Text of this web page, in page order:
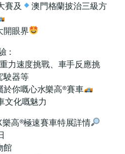
賽及
澳門格蘭披治三級方
開眼界
：
力速度挑戰、車手反應挑
駛器等
於你嘅心水樂高®️賽車
文化嘅魅力
樂高®️極速賽車特展詳情
館